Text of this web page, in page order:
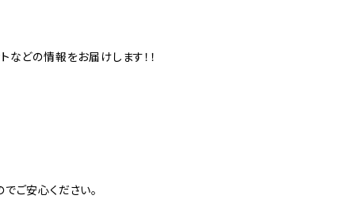
どの情報をお届けします！！
ご安心ください。